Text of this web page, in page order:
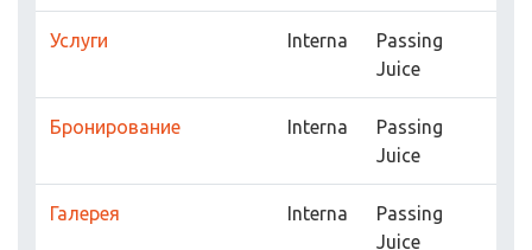
Услуги Interna
Passing
Juice
Бронирование Interna
Passing
Juice
Галерея Interna
Passing
Juice